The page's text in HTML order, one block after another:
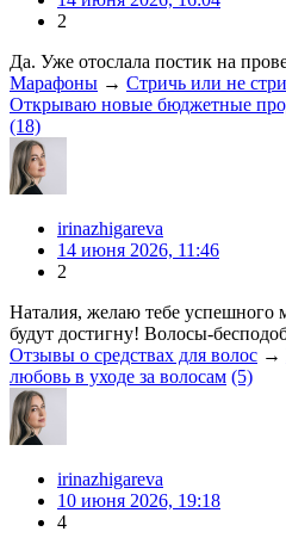
2
Да. Уже отослала постик на
Марафоны → Стричь или не
Открываю новые бюджетные
(18)
irinazhigareva
14 июня 2026, 11:46
2
Наталия, желаю тебе успешного
будут достигну! Волосы-
Отзывы о средствах для волос →
любовь в уходе за волосам (5)
irinazhigareva
10 июня 2026, 19:18
4